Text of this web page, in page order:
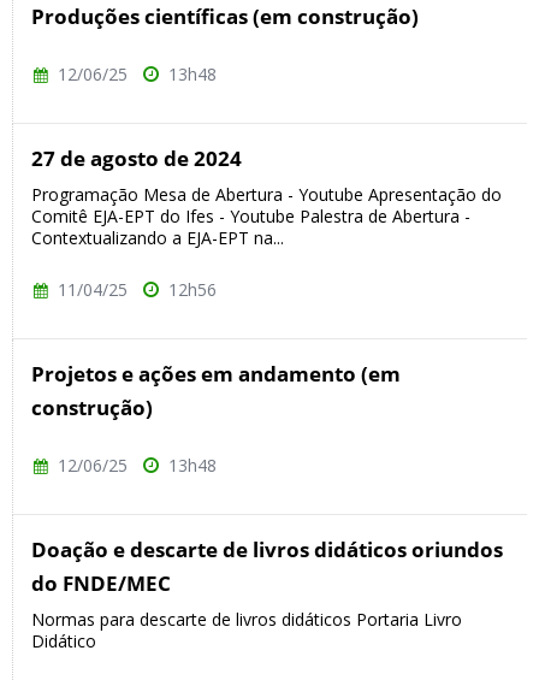
Produções científicas (em construção)
12/06/25 13h48
27 de agosto de 2024
Programação Mesa de Abertura - Youtube Apresentação do
Comitê EJA-EPT do Ifes - Youtube Palestra de Abertura -
Contextualizando a EJA-EPT na...
11/04/25 12h56
Projetos e ações em andamento (em
construção)
12/06/25 13h48
Doação e descarte de livros didáticos oriundos
do FNDE/MEC
Normas para descarte de livros didáticos Portaria Livro
Didático